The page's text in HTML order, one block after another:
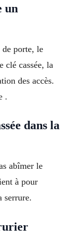
un
de porte, le
clé cassée, la
des accès.
.
dans la
abîmer le
à pour
serrure.